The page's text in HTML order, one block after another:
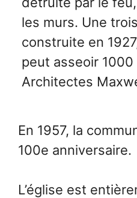
les murs. Une
construite en
peut asseoir
Architectes
En 1957, la
100e anniversaire.
L’église est